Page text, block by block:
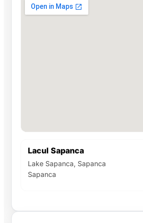
Lacul Sapanca
Lake Sapanca, Sapanca
Sapanca